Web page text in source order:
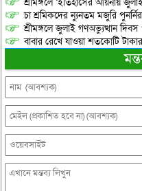
শ্রীমঙ্গলে ‘ইতিহাসের আয়নায়
চা শ্রমিকদের ন্যুনতম মজুরি
শ্রীমঙ্গলে জুলাই গণঅভ্যুত্থান দিবস
বাবার রেখে যাওয়া শতকোটি